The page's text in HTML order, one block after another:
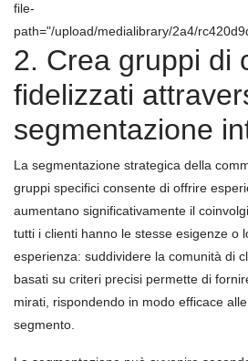
file-
path="/upload/medialibrary/2a4/
2. Crea gruppi di
fidelizzati
segmentazione
La segmentazione strategica della
gruppi specifici consente di offrire
aumentano significativamente il
tutti i clienti hanno le stesse esigenze o
esperienza: suddividere la comunità di
basati su criteri precisi permette di
mirati, rispondendo in modo efficace
segmento.